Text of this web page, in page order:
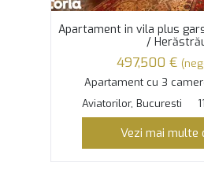
Apartament in vila plus
/
497,500 €
Apartament cu 3
Aviatorilor, Bucuresti
Vezi mai multe